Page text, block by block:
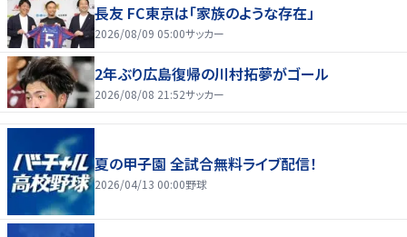
長友 FC東京は「家族のような存在」
2026/08/09 05:00サッカー
2年ぶり広島復帰の川村拓夢がゴール
2026/08/08 21:52サッカー
夏の甲子園 全試合無料ライブ配信！
2026/04/13 00:00野球